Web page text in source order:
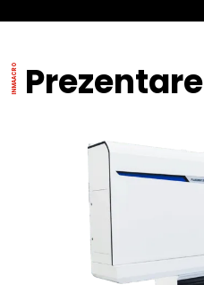
Prezentare